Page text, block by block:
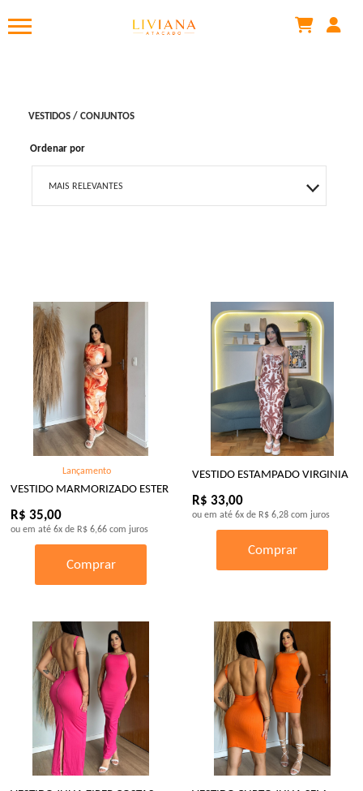
VESTIDOS / CONJUNTOS
Ordenar por
MAIS RELEVANTES
MAIOR PREÇO
A - Z
Lançamento
VESTIDO MARMORIZADO ESTER
R$ 35,00
ou em até 6x de R$ 6,66 com juros
Comprar
VESTIDO ESTAMPADO VIRGINIA
R$ 33,00
ou em até 6x de R$ 6,28 com juros
Comprar